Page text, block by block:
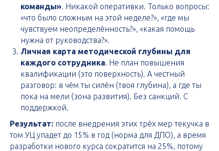
команды». Никакой оперативки. Только вопросы:
«что было сложным на этой неделе?», «где мы
чувствуем неопределённость?», «какая помощь
нужна от руководства?».
Личная карта методической глубины для
каждого сотрудника. Не план повышения
квалификации (это поверхность). А честный
разговор: в чём ты силён (твоя глубина), а где ты
пока на мели (зона развития). Без санкций. С
поддержкой.
Результат: после внедрения этих трёх мер текучка в
том УЦ упадет до 15% в год (норма для ДПО), а время
разработки нового курса сократится на 25%, потому